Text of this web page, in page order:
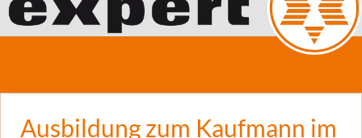
Ausbildung zum Kaufmann im